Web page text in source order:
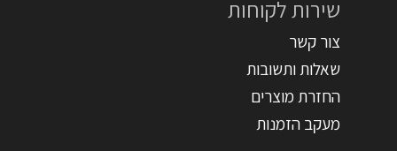
שירות לקוחות
צור קשר
שאלות ותשובות
החזרת מוצרים
מעקב הזמנות